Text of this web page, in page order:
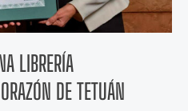
LIBRERÍA
DE TETUÁN